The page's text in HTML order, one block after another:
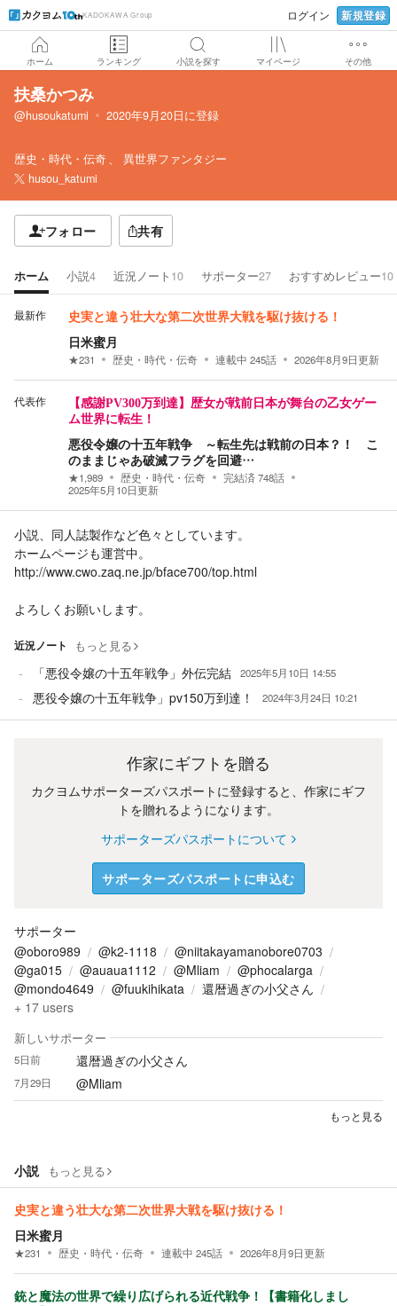
KADOKAWA Group ログイン 新規登録
ホーム ランキング 小説を探す マイページ その他
扶桑かつみ
@husoukatumi 2020年9月20日に登録
歴史・時代・伝奇
異世界ファンタジー
husou_katumi
フォロー 共有
ホーム 小説4 近況ノート 10 サポーター27 おすすめレビュー10
最新作 史実と違う壮大な第二次世界大戦を駆け抜ける！
日米蜜月
★231 歴史・時代・伝奇 連載中 245話 2026年8月9日更新
代表作
【感謝PV300万到達】歴女が戦前日本が舞台の乙女ゲー
ム世界に転生！
悪役令嬢の十五年戦争 ～転生先は戦前の日本？！ こ
のままじゃあ破滅フラグを回避…
★1,989 歴史・時代・伝奇 完結済748話
2025年5月10日更新
小説、同人誌製作など色々としています。
ホームページも運営中。
http://www.cwo.zaq.ne.jp/bface700/top.html
よろしくお願いします。
近況ノート もっと見る
「悪役令嬢の十五年戦争」外伝完結 2025年5月10日 14:55
悪役令嬢の十五年戦争」pv150万到達！ 2024年3月24日 10:21
作家にギフトを贈る
カクヨムサポーターズパスポートに登録すると、作家にギフ
トを贈れるようになります。
サポーターズパスポートについて
サポーターズパスポートに申込む
サポーター
@oboro989
@k2-1118
@niitakayamanobore0703
@ga015
@auaua1112 @Mliam
@phocalarga
@mondo4649
@fuukihikata
還暦過ぎの小父さん
+ 17 users
新しいサポーター
5日前 還暦過ぎの小父さん
7月29日 @Mliam
もっと見る
小説 もっと見る
史実と違う壮大な第二次世界大戦を駆け抜ける！
日米蜜月
★231 歴史・時代・伝奇 連載中 245話 2026年8月9日更新
銃と魔法の世界で繰り広げられる近代戦争！【書籍化しまし